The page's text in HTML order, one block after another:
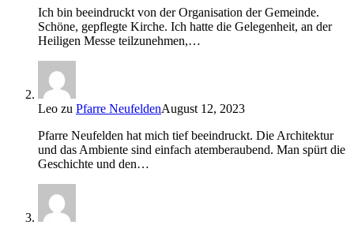
Ich bin beeindruckt von der Organisation der Gemeinde.
Schöne, gepflegte Kirche. Ich hatte die Gelegenheit, an der
Heiligen Messe teilzunehmen,…
Leo zu Pfarre NeufeldenAugust 12, 2023
Pfarre Neufelden hat mich tief beeindruckt. Die Architektur
und das Ambiente sind einfach atemberaubend. Man spürt die
Geschichte und den…